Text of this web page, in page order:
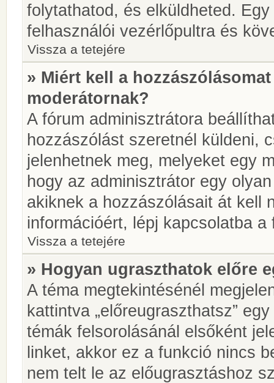
folytathatod, és elküldheted.
felhasználói vezérlőpultra és
Vissza a tetejére
» Miért kell a
moderátornak?
A fórum adminisztrátora
hozzászólást szeretnél küldeni,
jelenhetnek meg, melyeket egy
hogy az adminisztrátor egy
akiknek a hozzászólásait át kell
információért, lépj kapcsolatba
Vissza a tetejére
» Hogyan ugraszthatok előre
A téma megtekintésénél
kattintva „előreugraszthatsz”
témák felsorolásánál elsőként
linket, akkor ez a funkció nincs
nem telt le az előugrasztáshoz